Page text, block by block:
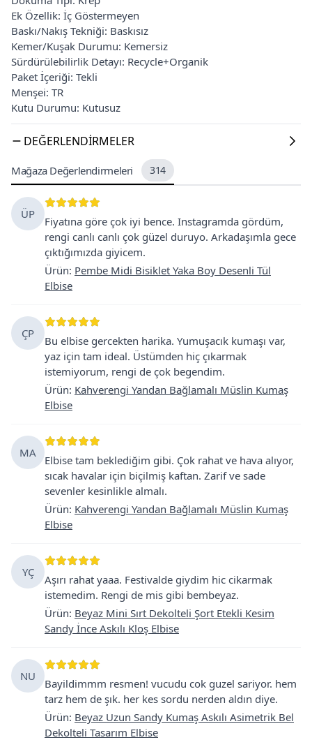
Ek Özellik: İç Göstermeyen
Baskı/Nakış Tekniği: Baskısız
Kemer/Kuşak Durumu: Kemersiz
Sürdürülebilirlik Detayı: Recycle+Organik
Paket İçeriği: Tekli
Menşei: TR
Kutu Durumu: Kutusuz
DEĞERLENDIRMELER
Mağaza Değerlendirmeleri 314
ÜP
Fiyatına göre çok iyi bence. Instagramda gördüm,
rengi canlı canlı çok güzel duruyo. Arkadaşımla gece
çıktığımızda giyicem.
Ürün: Pembe Midi Bisiklet Yaka Boy Desenli Tül
Elbise
ÇP
Bu elbise gercekten harika. Yumuşacık kumaşı var,
yaz için tam ideal. Üstümden hiç çıkarmak
istemiyorum, rengi de çok begendim.
Ürün: Kahverengi Yandan Bağlamalı Müslin Kumaş
Elbise
MA
Elbise tam beklediğim gibi. Çok rahat ve hava alıyor,
sıcak havalar için biçilmiş kaftan. Zarif ve sade
sevenler kesinlikle almalı.
Ürün: Kahverengi Yandan Bağlamalı Müslin Kumaş
Elbise
YÇ
Aşırı rahat yaaa. Festivalde giydim hic cikarmak
istemedim. Rengi de mis gibi bembeyaz.
Ürün: Beyaz Mini Sırt Dekolteli Şort Etekli Kesim
Sandy İnce Askılı Kloş Elbise
NU
Bayildimmm resmen! vucudu cok guzel sariyor. hem
tarz hem de şık. her kes sordu nerden aldın diye.
Ürün: Beyaz Uzun Sandy Kumaş Askılı Asimetrik Bel
Dekolteli Tasarım Elbise